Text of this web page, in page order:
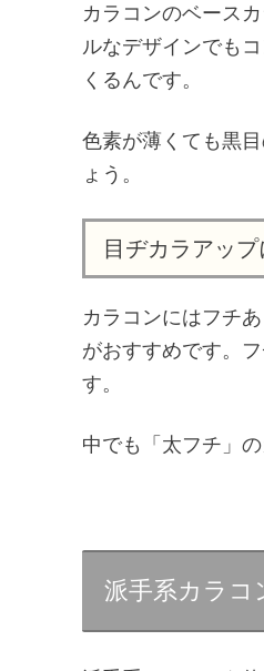
カラコンのベース
ルなデザインでも
くるんです。
色素が薄くても黒
ょう。
目ヂカラアッ
カラコンにはフチ
がおすすめです。
す。
中でも「太フチ」
派手系カラコ